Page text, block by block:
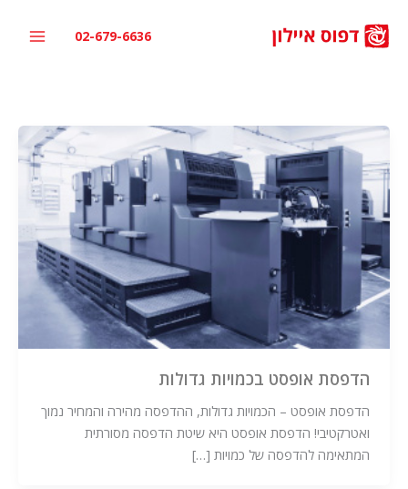
לתוכן
02-679-6636
הדפסת אופסט בכמויות גדולות
הדפסת אופסט – הכמויות גדולות, ההדפסה מהירה והמחיר נמוך
ואטרקטיבי! הדפסת אופסט היא שיטת הדפסה מסורתית
המתאימה להדפסה של כמויות […]